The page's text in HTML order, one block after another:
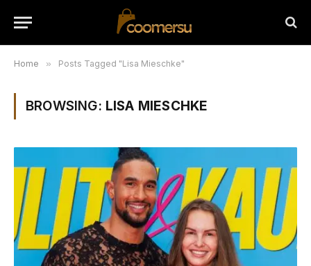
Home » Posts Tagged "Lisa Mieschke"
BROWSING: LISA MIESCHKE